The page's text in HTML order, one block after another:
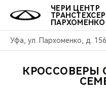
ЧЕРИ ЦЕНТР
ПАРХОМЕНКО
Уфа, ул. Пархоменко, д.
О
КРОССОВЕРЫ